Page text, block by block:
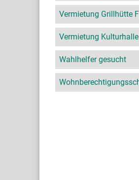
Vermietung Grillhütte
Vermietung
Wahlhelfer gesucht